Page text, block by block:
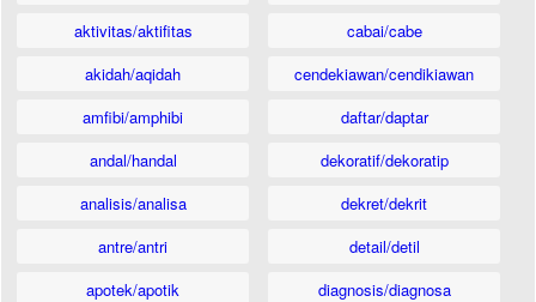
aktivitas/aktifitas
akidah/aqidah
amfibi/amphibi
andal/handal
analisis/analisa
antre/antri
apotek/apotik
cabai/cabe
cendekiawan/cendikiawan
daftar/daptar
dekoratif/dekoratip
dekret/dekrit
detail/detil
diagnosis/diagnosa